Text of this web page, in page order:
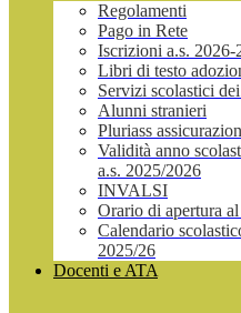
Regolamenti
Pago in Rete
Iscrizioni a.s. 2026-
Libri di testo
Servizi scolastici
Alunni stranieri
Pluriass
Validità anno
a.s. 2025/2026
INVALSI
Orario di apertura
Calendario
2025/26
Docenti e ATA